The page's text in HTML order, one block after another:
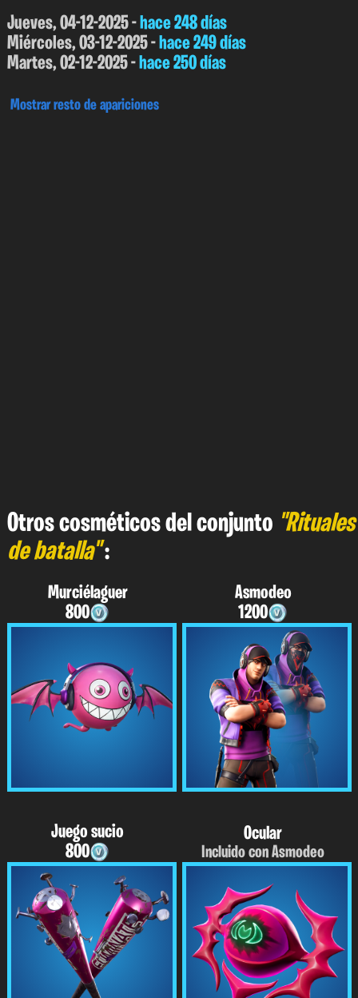
Jueves, 04-12-2025 -hace 248 días
Miércoles, 03-12-2025 -hace 249 días
Martes, 02-12-2025 -hace 250 días
Mostrar resto de apariciones
Otros cosméticos del conjunto "Rituales
de batalla":
Murciélaguer
800
Asmodeo
1200
Juego sucio
800
Ocular
Incluido con Asmodeo